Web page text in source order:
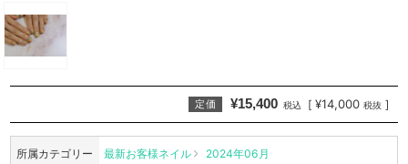
定価 ¥15,400 税込 [ ¥14,000 税抜 ]
所属カテゴリー 最新お客様ネイル 2024年06月